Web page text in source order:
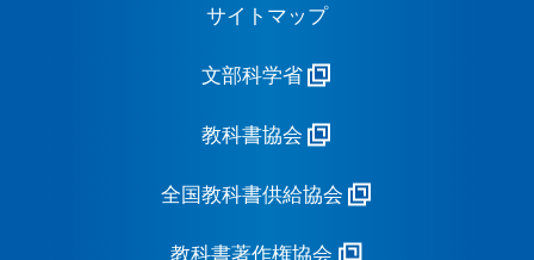
サイトマップ
文部科学省
教科書協会
全国教科書供給協会
教科書著作権協会